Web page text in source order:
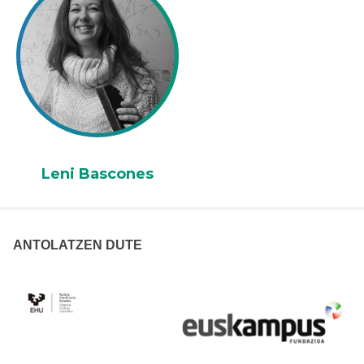
Leni Bascones
ANTOLATZEN DUTE